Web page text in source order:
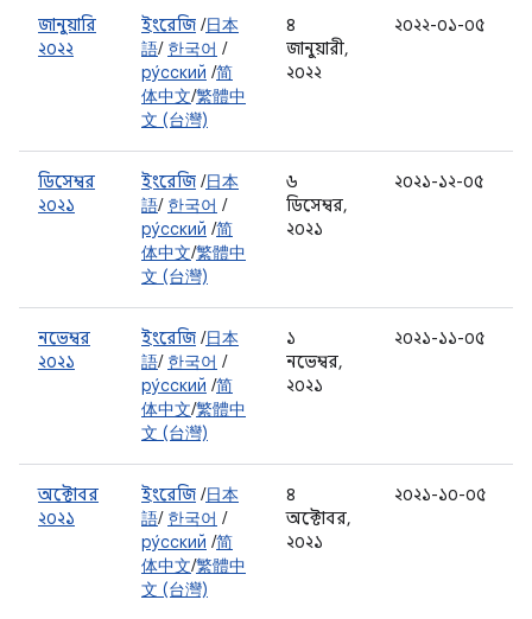
জানুয়ারি
২০২২
ইংরেজি /日本
語/ 한국어 /
ру́сский /简
体中文/繁體中
文 (台灣)
৪
জানুয়ারী,
২০২২
২০২২-০১-০৫
ডিসেম্বর
২০২১
ইংরেজি /日本
語/ 한국어 /
ру́сский /简
体中文/繁體中
文 (台灣)
৬
ডিসেম্বর,
২০২১
২০২১-১২-০৫
নভেম্বর
২০২১
ইংরেজি /日本
語/ 한국어 /
ру́сский /简
体中文/繁體中
文 (台灣)
১
নভেম্বর,
২০২১
২০২১-১১-০৫
অক্টোবর
২০২১
ইংরেজি /日本
語/ 한국어 /
ру́сский /简
体中文/繁體中
文 (台灣)
৪
অক্টোবর,
২০২১
২০২১-১০-০৫